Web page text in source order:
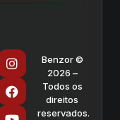
Benzor ©
2026 –
Todos os
direitos
reservados.